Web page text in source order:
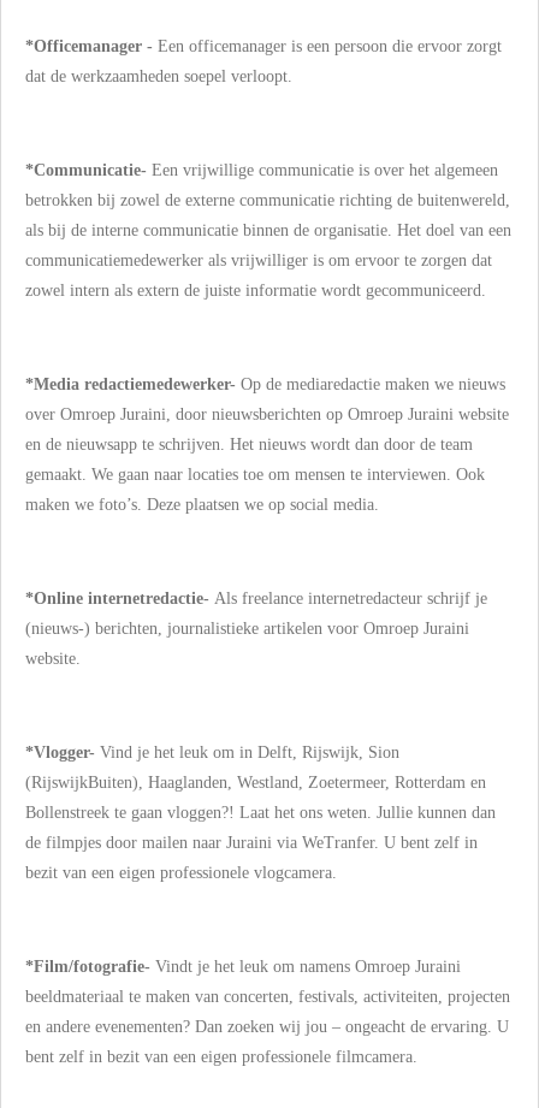
*Officemanager - Een officemanager is een persoon die ervoor zorgt
dat de werkzaamheden soepel verloopt.
*Communicatie- Een vrijwillige communicatie is over het algemeen
betrokken bij zowel de externe communicatie richting de buitenwereld,
als bij de interne communicatie binnen de organisatie. Het doel van een
communicatiemedewerker als vrijwilliger is om ervoor te zorgen dat
zowel intern als extern de juiste informatie wordt gecommuniceerd.
*Media redactiemedewerker- Op de mediaredactie maken we nieuws
over Omroep Juraini, door nieuwsberichten op Omroep Juraini website
en de nieuwsapp te schrijven. Het nieuws wordt dan door de team
gemaakt. We gaan naar locaties toe om mensen te interviewen. Ook
maken we foto’s. Deze plaatsen we op social media.
*Online internetredactie- Als freelance internetredacteur schrijf je
(nieuws-) berichten, journalistieke artikelen voor Omroep Juraini
website.
*Vlogger- Vind je het leuk om in Delft, Rijswijk, Sion
(RijswijkBuiten), Haaglanden, Westland, Zoetermeer, Rotterdam en
Bollenstreek te gaan vloggen?! Laat het ons weten. Jullie kunnen dan
de filmpjes door mailen naar Juraini via WeTranfer. U bent zelf in
bezit van een eigen professionele vlogcamera
*Film/fotografie- Vindt je het leuk om namens Omroep Juraini
beeldmateriaal te maken van concerten, festivals, activiteiten, projecten
en andere evenementen? Dan zoeken wij jou – ongeacht de ervaring. U
bent zelf in bezit van een eigen professionele filmcamera.